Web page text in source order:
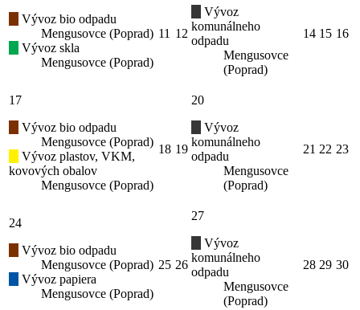
Vývoz bio odpadu
Mengusovce (Poprad)
Vývoz skla
Mengusovce (Poprad)
11 12
Vývoz
komunálneho
odpadu
Mengusovce
(Poprad)
14 15 16
17
Vývoz bio odpadu
Mengusovce (Poprad)
Vývoz plastov, VKM,
kovových obalov
Mengusovce (Poprad)
18 19
20
Vývoz
komunálneho
odpadu
Mengusovce
(Poprad)
21 22 23
24
Vývoz bio odpadu
Mengusovce (Poprad)
Vývoz papiera
Mengusovce (Poprad)
25 26
27
Vývoz
komunálneho
odpadu
Mengusovce
(Poprad)
28 29 30